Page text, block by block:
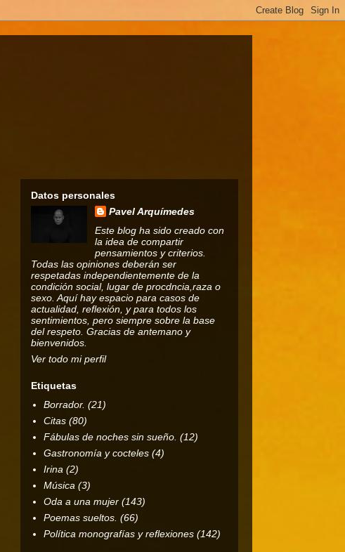
Datos personales
Pavel Arquímedes
Este blog ha sido creado con
la idea de compartir
pensamientos y criterios.
Todas las opiniones deberán ser
respetadas independientemente de la
condición social, lugar de procdncia,raza o
sexo. Aquí hay espacio para casos de
actualidad, reflexión, y para todos los
sentimientos, pero siempre sobre la base
del respeto. Gracias de antemano y
bienvenidos.
Ver todo mi perfil
Etiquetas
Borrador. (21)
Citas (80)
Fábulas de noches sin sueño. (12)
Gastronomía y cocteles (4)
Irina (2)
Música (3)
Oda a una mujer (143)
Poemas sueltos. (66)
Política monografías y reflexiones (142)